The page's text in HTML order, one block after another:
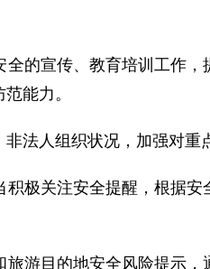
的宣传、教育培训工作
能力。
法人组织状况，加强对重
极关注安全提醒，根据
游目的地安全风险提示